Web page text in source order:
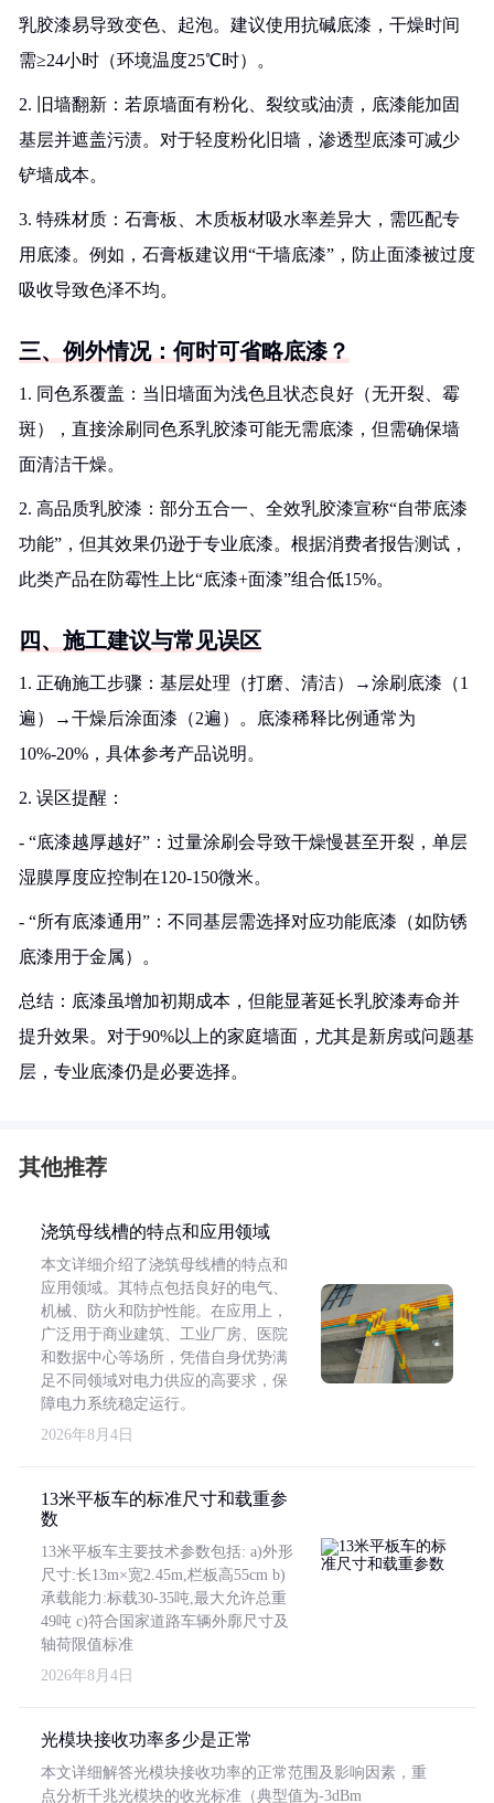
乳胶漆易导致变色、起泡。建议使用抗碱底漆，干燥时间
需≥24小时（环境温度25℃时）。
2. 旧墙翻新：若原墙面有粉化、裂纹或油渍，底漆能加固
基层并遮盖污渍。对于轻度粉化旧墙，渗透型底漆可减少
铲墙成本。
3. 特殊材质：石膏板、木质板材吸水率差异大，需匹配专
用底漆。例如，石膏板建议用“干墙底漆”，防止面漆被过度
吸收导致色泽不均。
三、例外情况：何时可省略底漆？
1. 同色系覆盖：当旧墙面为浅色且状态良好（无开裂、霉
斑），直接涂刷同色系乳胶漆可能无需底漆，但需确保墙
面清洁干燥。
2. 高品质乳胶漆：部分五合一、全效乳胶漆宣称“自带底漆
功能”，但其效果仍逊于专业底漆。根据消费者报告测试，
此类产品在防霉性上比“底漆+面漆”组合低15%。
四、施工建议与常见误区
1. 正确施工步骤：基层处理（打磨、清洁）→涂刷底漆（1
遍）→干燥后涂面漆（2遍）。底漆稀释比例通常为
10%-20%，具体参考产品说明。
2. 误区提醒：
- “底漆越厚越好”：过量涂刷会导致干燥慢甚至开裂，单层
湿膜厚度应控制在120-150微米。
- “所有底漆通用”：不同基层需选择对应功能底漆（如防锈
底漆用于金属）。
总结：底漆虽增加初期成本，但能显著延长乳胶漆寿命并
提升效果。对于90%以上的家庭墙面，尤其是新房或问题基
层，专业底漆仍是必要选择。
其他推荐
浇筑母线槽的特点和应用领域
本文详细介绍了浇筑母线槽的特点和
应用领域。其特点包括良好的电气、
机械、防火和防护性能。在应用上，
广泛用于商业建筑、工业厂房、医院
和数据中心等场所，凭借自身优势满
足不同领域对电力供应的高要求，保
障电力系统稳定运行。
2026年8月4日
13米平板车的标准尺寸和载重参
数
13米平板车主要技术参数包括: a)外形
尺寸:长13m×宽2.45m,栏板高55cm b)
承载能力:标载30-35吨,最大允许总重
49吨 c)符合国家道路车辆外廓尺寸及
轴荷限值标准
2026年8月4日
光模块接收功率多少是正常
本文详细解答光模块接收功率的正常范围及影响因素，重
点分析千兆光模块的收光标准（典型值为-3dBm